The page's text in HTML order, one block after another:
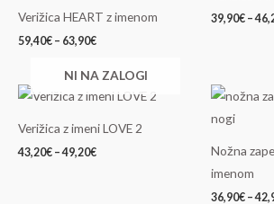
Verižica HEART z imenom
59,40€ – 63,90€
do
39,90€ –
NI NA ZALOGI
Verižica z imeni LOVE 2
43,20€ – 49,20€
razpon:
43,20€
do
Nožna
imenom
36,90€ –